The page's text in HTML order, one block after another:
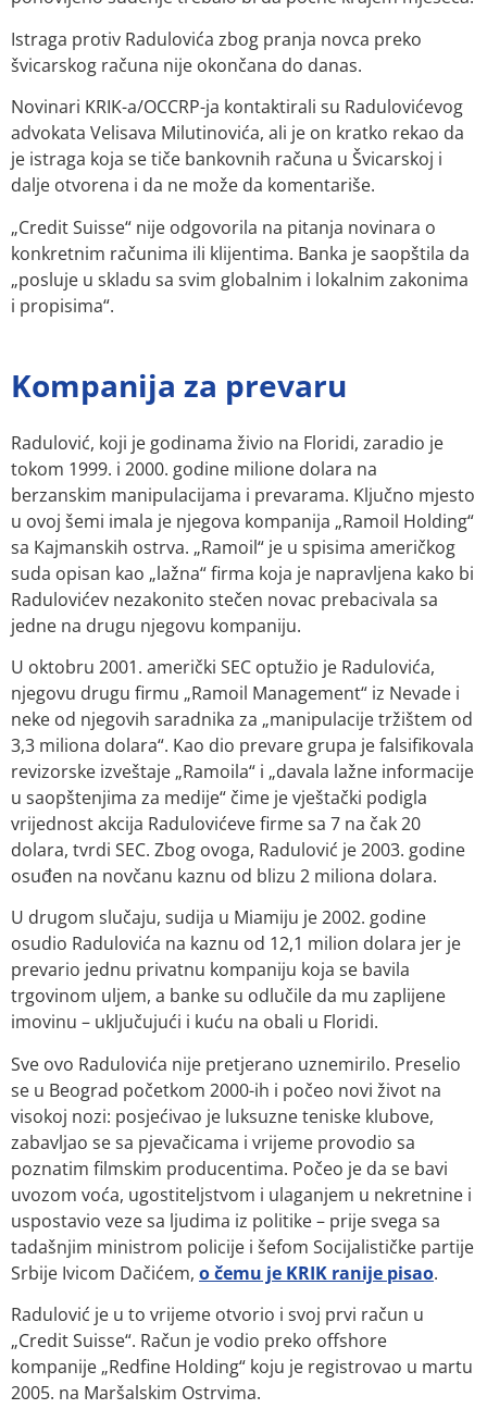
Istraga protiv Radulovića zbog pranja novca preko
švicarskog računa nije okončana do danas.
Novinari KRIK-a/OCCRP-ja kontaktirali su Radulovićevog
advokata Velisava Milutinovića, ali je on kratko rekao da
je istraga koja se tiče bankovnih računa u Švicarskoj i
dalje otvorena i da ne može da komentariše.
„Credit Suisse“ nije odgovorila na pitanja novinara o
konkretnim računima ili klijentima. Banka je saopštila da
„posluje u skladu sa svim globalnim i lokalnim zakonima
i propisima“.
Kompanija za prevaru
Radulović, koji je godinama živio na Floridi, zaradio je
tokom 1999. i 2000. godine milione dolara na
berzanskim manipulacijama i prevarama. Ključno mjesto
u ovoj šemi imala je njegova kompanija „Ramoil Holding“
sa Kajmanskih ostrva. „Ramoil“ je u spisima američkog
suda opisan kao „lažna“ firma koja je napravljena kako bi
Radulovićev nezakonito stečen novac prebacivala sa
jedne na drugu njegovu kompaniju.
U oktobru 2001. američki SEC optužio je Radulovića,
njegovu drugu firmu „Ramoil Management“ iz Nevade i
neke od njegovih saradnika za „manipulacije tržištem od
3,3 miliona dolara“. Kao dio prevare grupa je falsifikovala
revizorske izveštaje „Ramoila“ i „davala lažne informacije
u saopštenjima za medije“ čime je vještački podigla
vrijednost akcija Radulovićeve firme sa 7 na čak 20
dolara, tvrdi SEC. Zbog ovoga, Radulović je 2003. godine
osuđen na novčanu kaznu od blizu 2 miliona dolara.
U drugom slučaju, sudija u Miamiju je 2002. godine
osudio Radulovića na kaznu od 12,1 milion dolara jer je
prevario jednu privatnu kompaniju koja se bavila
trgovinom uljem, a banke su odlučile da mu zaplijene
imovinu – uključujući i kuću na obali u Floridi.
Sve ovo Radulovića nije pretjerano uznemirilo. Preselio
se u Beograd početkom 2000-ih i počeo novi život na
visokoj nozi: posjećivao je luksuzne teniske klubove,
zabavljao se sa pjevačicama i vrijeme provodio sa
poznatim filmskim producentima. Počeo je da se bavi
uvozom voća, ugostiteljstvom i ulaganjem u nekretnine i
uspostavio veze sa ljudima iz politike – prije svega sa
tadašnjim ministrom policije i šefom Socijalističke partije
Srbije Ivicom Dačićem, o čemu je KRIK ranije pisao.
Radulović je u to vrijeme otvorio i svoj prvi račun u
„Credit Suisse“. Račun je vodio preko offshore
kompanije „Redfine Holding“ koju je registrovao u martu
2005. na Maršalskim Ostrvima.